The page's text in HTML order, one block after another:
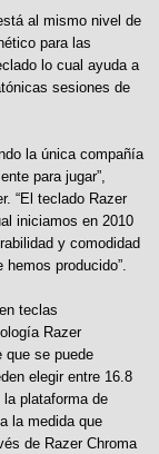
al mismo nivel de
para las
lo cual ayuda a
sesiones de
la única compañía
para jugar”,
“El teclado Razer
iniciamos en 2010
y comodidad
producido”.
teclas
Razer
que se puede
elegir entre 16.8
plataforma de
la medida que
de Razer Chroma